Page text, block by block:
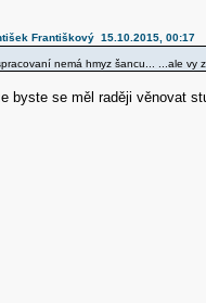
Františkový 15.10.2015, 00:17
nemá hmyz šancu... ...ale
byste se měl raději věnovat